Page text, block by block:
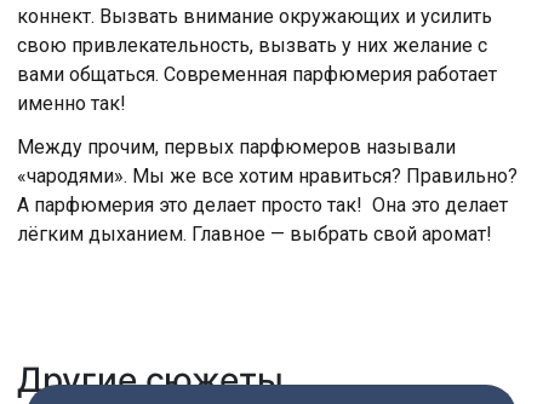
коннект. Вызвать внимание окружающих и усилить
свою привлекательность, вызвать у них желание с
вами общаться. Современная парфюмерия работает
именно так!
Между прочим, первых парфюмеров называли
«чародями». Мы же все хотим нравиться? Правильно?
А парфюмерия это делает просто так! Она это делает
лёгким дыханием. Главное — выбрать свой аромат!
Другие сюжеты